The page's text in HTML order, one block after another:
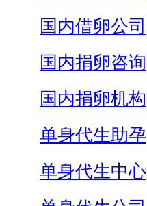
国内借卵公司
国内捐卵咨询
国内捐卵机构
单身代生助孕
单身代生中心